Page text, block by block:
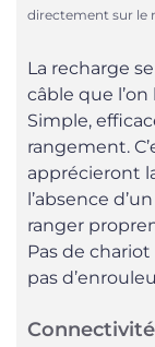
directement sur le
La recharge
câble que
Simple,
rangement.
apprécieront
l’absence
ranger
Pas de
pas